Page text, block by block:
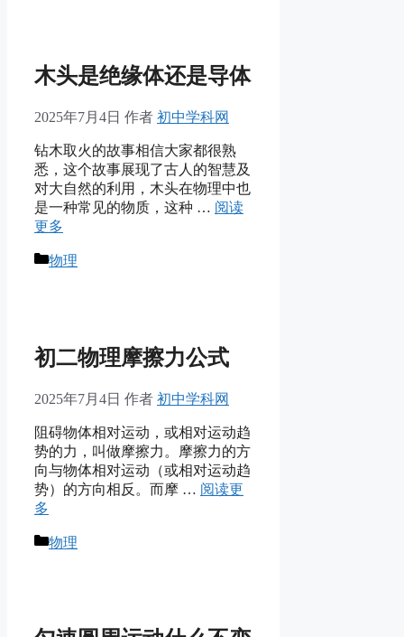
木头是绝缘体还是导体
2025年7月4日 作者 初中学科网
钻木取火的故事相信大家都很熟
悉，这个故事展现了古人的智慧及
对大自然的利用，木头在物理中也
是一种常见的物质，这种 … 阅读
更多
分
物理
初二物理摩擦力公式
2025年7月4日 作者 初中学科网
阻碍物体相对运动，或相对运动趋
势的力，叫做摩擦力。摩擦力的方
向与物体相对运动（或相对运动趋
势）的方向相反。而摩 … 阅读更
多
分
物理